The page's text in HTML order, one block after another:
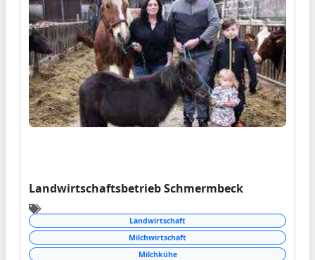
Landwirtschaftsbetrieb Schmermbeck
Landwirtschaft
Milchwirtschaft
Milchkühe